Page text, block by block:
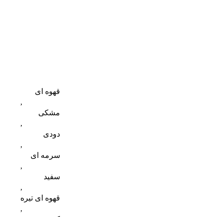
قهوه ای
,
مشکی
,
دودی
,
سرمه ای
,
سفید
,
قهوه ای تیره
,